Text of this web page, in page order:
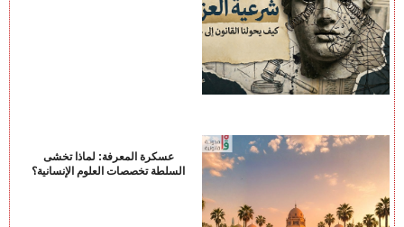
عسكرة المعرفة: لماذا تخشى
السلطة تخصصات العلوم الإنسانية؟